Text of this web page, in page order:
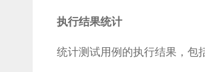
执行结果统计
统计测试用例的执行结果，包